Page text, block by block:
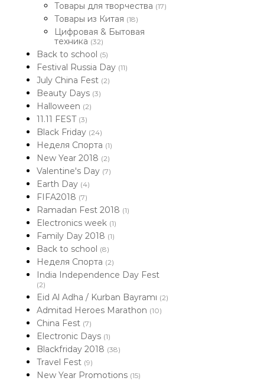
Товары для творчества (17)
Товары из Китая (18)
Цифровая & Бытовая
техника (32)
Back to school (5)
Festival Russia Day (11)
July China Fest (2)
Beauty Days (3)
Halloween (2)
11.11 FEST (3)
Black Friday (24)
Неделя Спорта (1)
New Year 2018 (2)
Valentine's Day (7)
Earth Day (4)
FIFA2018 (7)
Ramadan Fest 2018 (1)
Electronics week (1)
Family Day 2018 (1)
Back to school (8)
Неделя Спорта (2)
India Independence Day Fest
(2)
Eid Al Adha / Kurban Bayramı (2)
Admitad Heroes Marathon (10)
China Fest (7)
Electronic Days (1)
Blackfriday 2018 (38)
Travel Fest (9)
New Year Promotions (15)